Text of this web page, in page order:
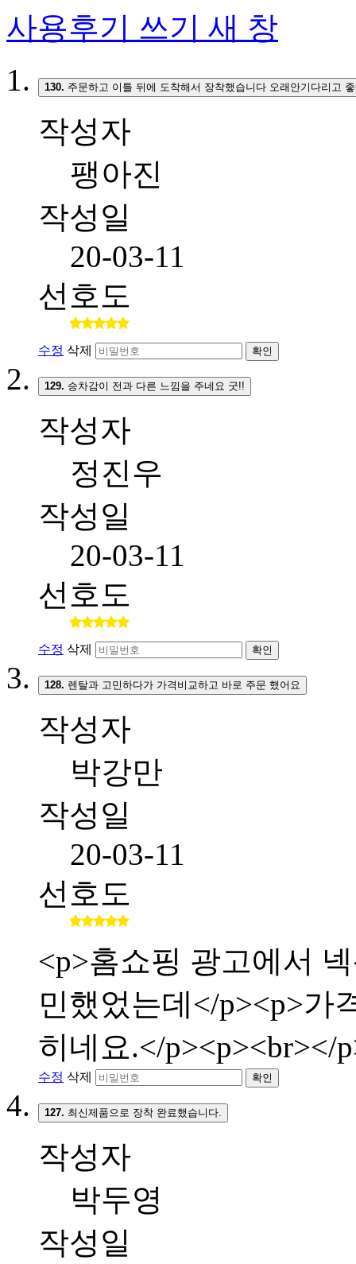
사용후기 쓰기 새 창
130. 주문하고 이틀 뒤에 도착해서 장착했습니다 오래안기다리고
작성자
팽아진
작성일
20-03-11
선호도
수정 삭제 확인
129. 승차감이 전과 다른 느낌을 주네요 굿!!
작성자
정진우
작성일
20-03-11
선호도
수정 삭제 확인
128. 렌탈과 고민하다가 가격비교하고 바로 주문 했어요
작성자
박강만
작성일
20-03-11
선호도
<p>홈쇼핑 광고에서
민했었는데</p><p>가
히네요.</p><p><br></
수정 삭제 확인
127. 최신제품으로 장착 완료했습니다.
작성자
박두영
작성일